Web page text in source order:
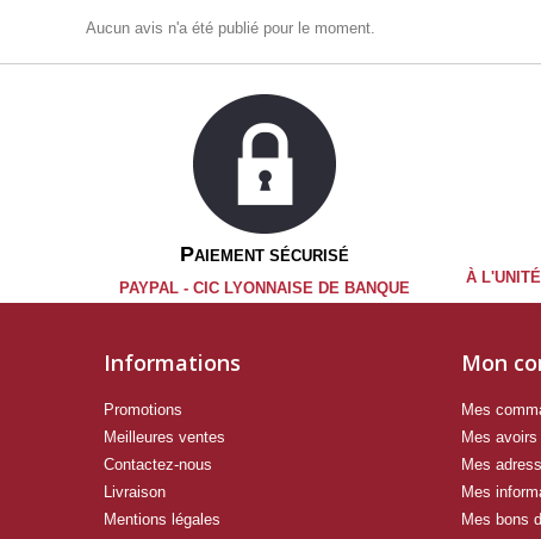
Aucun avis n'a été publié pour le moment.
PAIEMENT SÉCURISÉ
PAYPAL - CIC LYONNAISE DE BANQUE
À
Informations
Promotions
Meilleures ventes
Contactez-nous
Livraison
Mentions légales
Mon
Mes
Mes avoirs
Mes
Mes
Mes bons